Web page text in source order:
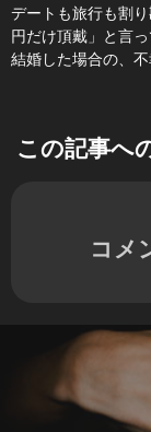
デートも旅行も割
円だけ頂戴」と言
結婚した場合の、
この記事へ
コメ